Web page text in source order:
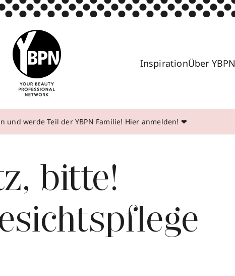
InspirationÜber YBPN
und werde Teil der YBPN Familie! Hier anmelden! ❤
bitte!